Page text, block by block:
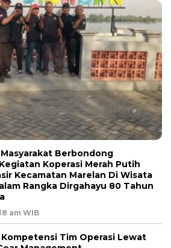
Berbondong
Koperasi Merah Putih
Kecamatan Marelan Di Wisata
Rangka Dirgahayu 80 Tahun
am WIB
Tim Operasi Lewat